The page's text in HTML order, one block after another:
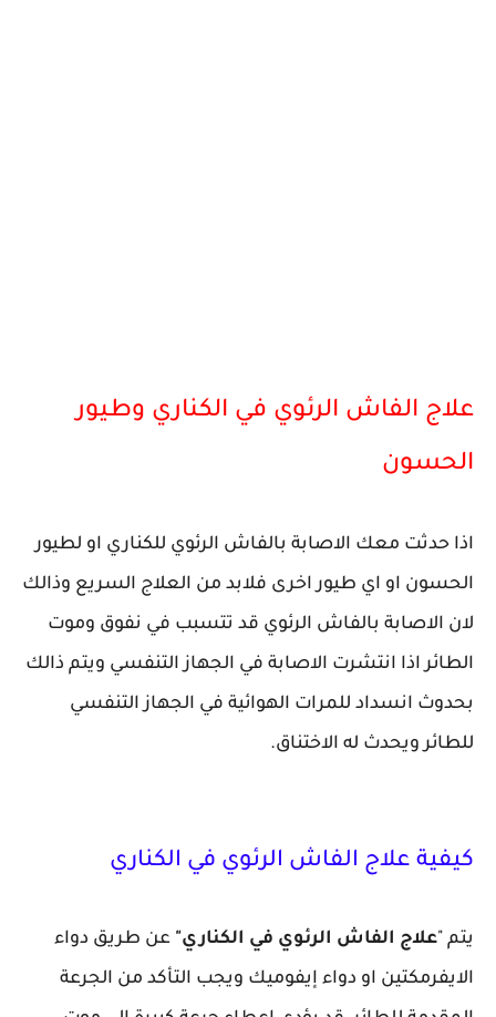
علاج الفاش الرئوي في الكناري وطيور
الحسون
اذا حدثت معك الاصابة بالفاش الرئوي للكناري او لطيور
الحسون او اي طيور اخرى فلابد من العلاج السريع وذالك
لان الاصابة بالفاش الرئوي قد تتسبب في نفوق وموت
الطائر اذا انتشرت الاصابة في الجهاز التنفسي ويتم ذالك
بحدوث انسداد للمرات الهوائية في الجهاز التنفسي
للطائر ويحدث له الاختناق.
كيفية علاج الفاش الرئوي في الكناري
يتم "علاج الفاش الرئوي في الكناري" عن طريق دواء
الايفرمكتين او دواء إيفوميك ويجب التأكد من الجرعة